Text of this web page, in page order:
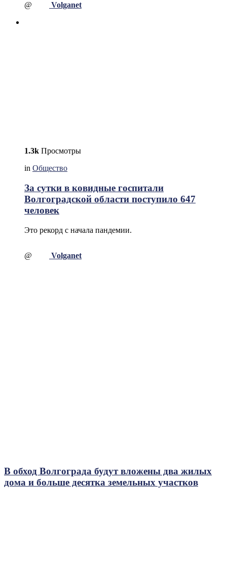
@ Volganet
1.3k Просмотры
in Общество
За сутки в ковидные госпитали
Волгоградской области поступило 647
человек
Это рекорд с начала пандемии.
@ Volganet
В обход Волгограда будут вложены два жилых
дома и больше десятка земельных участков